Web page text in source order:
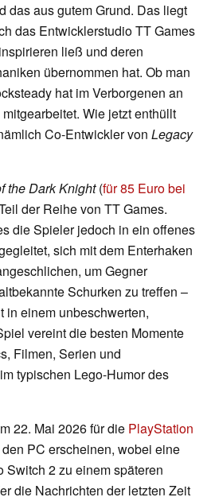
das aus gutem Grund. Das liegt
das Entwicklerstudio TT Games
ließ und deren
übernommen hat. Ob man
hat im Verborgenen an
Wie jetzt enthüllt
Co-Entwickler von Legacy
the Dark Knight(für 85 Euro bei
der Reihe von TT Games.
die Spieler jedoch in ein offenes
sich mit dem Enterhaken
um Gegner
Schurken zu treffen –
in einem unbeschwerten,
vereint die besten Momente
Filmen, Serien und
typischen Lego-Humor des
22. Mai 2026 für die PlayStation
PC erscheinen, wobei eine
Switch 2 zu einem späteren
die Nachrichten der letzten Zeit